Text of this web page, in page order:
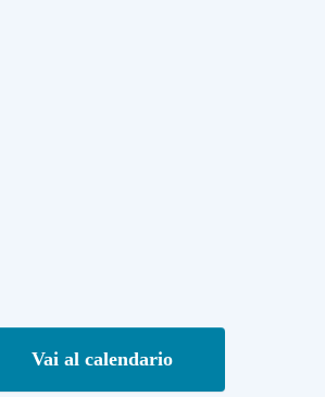
Vai al calendario